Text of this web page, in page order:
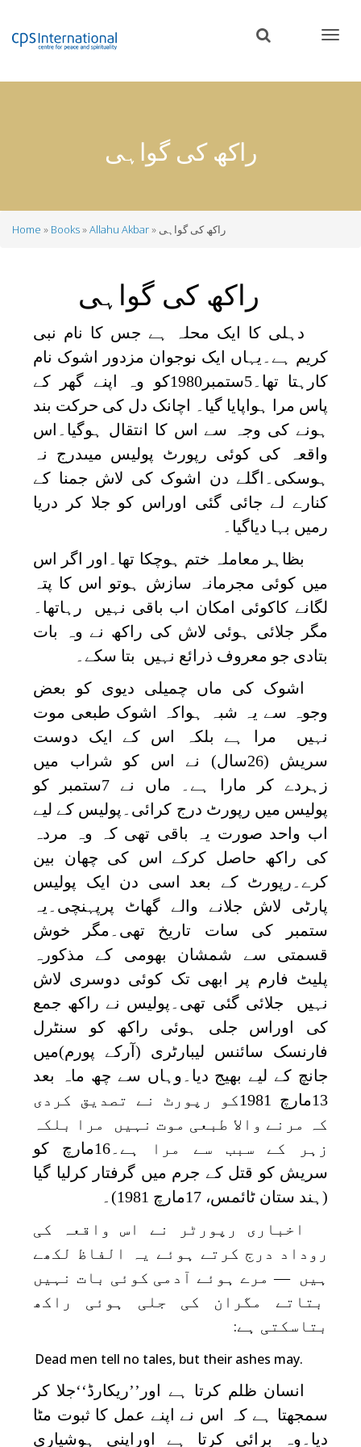
content
راکھ کی گواہی
Home Books Allahu Akbar راکھ کی گواہی
راکھ کی گواہی
دہلی کا ایک محلہ ہے جس کا نام نبی
کریم ہے۔یہاں ایک نوجوان مزدور اشوک نام
کارہتا تھا۔5ستمبر1980کو وہ اپنے گھر کے
پاس مرا ہواپایا گیا۔ اچانک دل کی حرکت بند
ہونے کی وجہ سے اس کا انتقال ہوگیا۔اس
واقعہ کی کوئی رپورٹ پولیس میںدرج نہ
ہوسکی۔اگلے دن اشوک کی لاش جمنا کے
کنارے لے جائی گئی اوراس کو جلا کر دریا
رمیں بہا دیاگیا۔
بظاہر معاملہ ختم ہوچکا تھا۔اور اگر اس
میں کوئی مجرمانہ سازش ہوتو اس کا پتہ
لگانے کاکوئی امکان اب باقی نہیں رہاتھا۔
مگر جلائی ہوئی لاش کی راکھ نے وہ بات
بتادی جو معروف ذرائع نہیں بتا سکے۔
اشوک کی ماں چمیلی دیوی کو بعض
وجوہ سے یہ شبہ ہواکہ اشوک طبعی موت
نہیں مرا ہے بلکہ اس کے ایک دوست
سریش (26سال) نے اس کو شراب میں
زہردے کر مارا ہے۔ ماں نے 7ستمبر کو
پولیس میں رپورٹ درج کرائی۔پولیس کے لیے
اب واحد صورت یہ باقی تھی کہ وہ مردہ
کی راکھ حاصل کرکے اس کی چھان بین
کرے۔رپورٹ کے بعد اسی دن ایک پولیس
پارٹی لاش جلانے والے گھاٹ پرپہنچی۔یہ
ستمبر کی سات تاریخ تھی۔مگر خوش
قسمتی سے شمشان بھومی کے مذکورہ
پلیٹ فارم پر ابھی تک کوئی دوسری لاش
نہیں جلائی گئی تھی۔پولیس نے راکھ جمع
کی اوراس جلی ہوئی راکھ کو سنٹرل
فارنسک سائنس لیبارٹری (آرکے پورم)میں
جانچ کے لیے بھیج دیا۔وہاں سے چھ ماہ بعد
13مارچ 1981کو رپورٹ نے تصدیق کردی
کہ مرنے والا طبعی موت نہیں مرا بلکہ
زہر کے سبب سے مرا ہے۔16مارچ کو
سریش کو قتل کے جرم میں گرفتار کرلیا گیا
(ہند ستان ٹائمس، 17مارچ 1981)۔
اخباری رپورٹر نے اس واقعہ کی
روداد درج کرتے ہوئے یہ الفاظ لکھے
ہیں — مرے ہوئے آدمی کوئی بات نہیں
بتاتے مگران کی جلی ہوئی راکھ
بتاسکتی ہے:
Dead men tell no tales, but their ashes may.
انسان ظلم کرتا ہے اور’’ریکارڈ‘‘جلا کر
سمجھتا ہے کہ اس نے اپنے عمل کا ثبوت مٹا
دیا۔وہ برائی کرتا ہے اوراپنی ہوشیاری